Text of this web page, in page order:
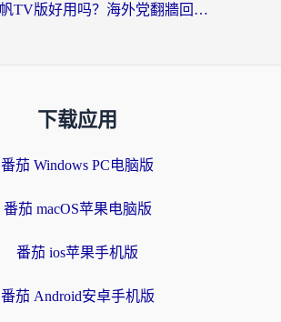
迅游和快帆TV版好用吗？海外党翻牆回大陆选加速器的避坑指南
下载应用
番茄 Windows PC电脑版
番茄 macOS苹果电脑版
番茄 ios苹果手机版
番茄 Android安卓手机版